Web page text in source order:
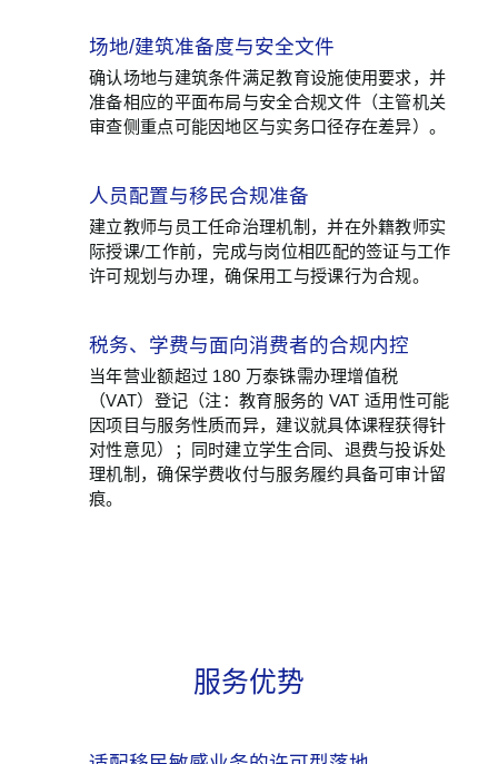
场地/建筑准备度与安全文件
确认场地与建筑条件满足教育设施使用要求，并
准备相应的平面布局与安全合规文件（主管机关
审查侧重点可能因地区与实务口径存在差异）。
人员配置与移民合规准备
建立教师与员工任命治理机制，并在外籍教师实
际授课/工作前，完成与岗位相匹配的签证与工作
许可规划与办理，确保用工与授课行为合规。
税务、学费与面向消费者的合规内控
当年营业额超过 180 万泰铢需办理增值税
（VAT）登记（注：教育服务的 VAT 适用性可能
因项目与服务性质而异，建议就具体课程获得针
对性意见）；同时建立学生合同、退费与投诉处
理机制，确保学费收付与服务履约具备可审计留
痕。
服务优势